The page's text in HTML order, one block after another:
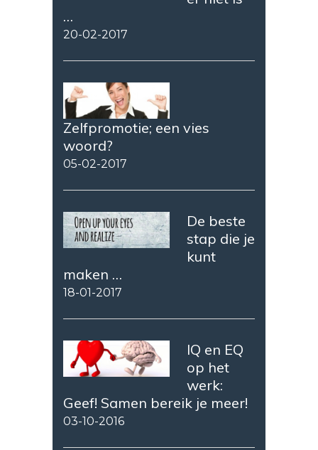
…
20-02-2017
Zelfpromotie; een vies
woord?
05-02-2017
De beste
stap die je
kunt
maken …
18-01-2017
IQ en EQ
op het
werk:
Geef! Samen bereik je meer!
03-10-2016